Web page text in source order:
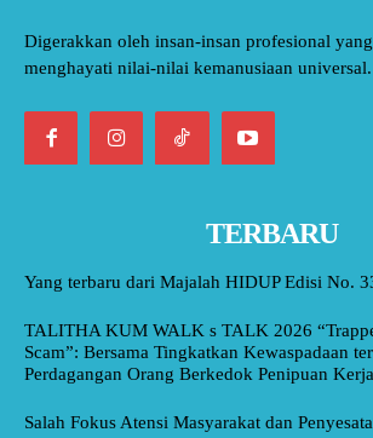
Digerakkan oleh insan-insan profesional
menghayati nilai-nilai kemanusiaan universal.
TERBARU
Yang terbaru dari Majalah HIDUP Edisi No.
TALITHA KUM WALK s TALK 2026
Scam”: Bersama Tingkatkan Kewaspadaan
Perdagangan Orang Berkedok Penipuan
Salah Fokus Atensi Masyarakat dan